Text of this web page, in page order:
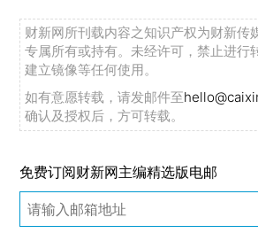
财新网所刊载内容之知识产权为财新传
专属所有或持有。未经许可，禁止进行
建立镜像等任何使用。
如有意愿转载，请发邮件至
确认及授权后，方可转载。
免费订阅财新网主编精选版电邮